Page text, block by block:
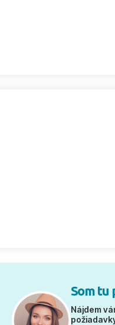
Som tu
Nájdem